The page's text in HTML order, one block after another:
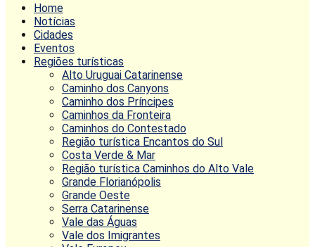
Home
Notícias
Cidades
Eventos
Regiões turísticas
Alto Uruguai Catarinense
Caminho dos Canyons
Caminho dos Príncipes
Caminhos da Fronteira
Caminhos do Contestado
Região turística Encantos do Sul
Costa Verde & Mar
Região turística Caminhos do Alto Vale
Grande Florianópolis
Grande Oeste
Serra Catarinense
Vale das Águas
Vale dos Imigrantes